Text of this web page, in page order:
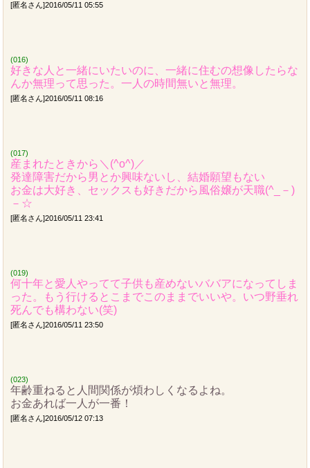
[匿名さん]2016/05/11 05:55
(016)
好きな人と一緒にいたいのに、一緒に住むの想像したらな
んか無理って思った。一人の時間無いと無理。
[匿名さん]2016/05/11 08:16
(017)
産まれたときから＼(^o^)／
発達障害だから男とか興味ないし、結婚願望もない
お金は大好き、セックスも好きだから風俗嬢が天職(^_－)
－☆
[匿名さん]2016/05/11 23:41
(019)
何十年と愛人やってて子供も産めないババアになってしま
った。もう行けるとこまでこのままでいいや。いつ野垂れ
死んでも構わない(笑)
[匿名さん]2016/05/11 23:50
(023)
年齢重ねると人間関係が煩わしくなるよね。
お金あれば一人が一番！
[匿名さん]2016/05/12 07:13